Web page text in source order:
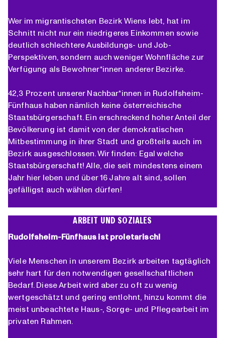
Wer im migrantischsten Bezirk Wiens lebt, hat im
Schnitt nicht nur ein niedrigeres Einkommen sowie
deutlich schlechtere Ausbildungs- und Job-
Perspektiven, sondern auch weniger Wohnfläche zur
Verfügung als Bewohner*innen anderer Bezirke.
42,3 Prozent unserer Nachbar*innen in Rudolfsheim-
Fünfhaus haben nämlich keine österreichische
Staatsbürgerschaft. Ein erschreckend hoher Anteil der
Bevölkerung ist damit von der demokratischen
Mitbestimmung in ihrer Stadt und großteils auch im
Bezirk ausgeschlossen. Wir finden: Egal welche
Staatsbürgerschaft! Alle, die seit mindestens einem
Jahr hier leben und über 16 Jahre alt sind, sollen
gefälligst auch wählen dürfen!
ARBEIT UND SOZIALES
Rudolfsheim-Fünfhaus ist proletarisch!
Viele Menschen in unserem Bezirk arbeiten tagtäglich
sehr hart für den notwendigen gesellschaftlichen
Bedarf. Diese Arbeit wird aber zu oft zu wenig
wertgeschätzt und gering entlohnt, hinzu kommt die
meist unbeachtete Haus-, Sorge- und Pflegearbeit im
privaten Rahmen.